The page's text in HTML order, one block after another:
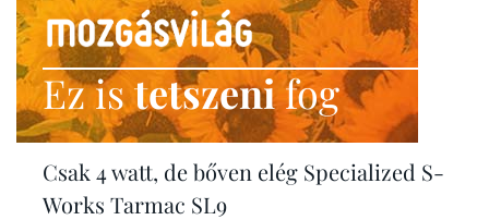
Ez istetszenifog
Csak 4 watt, de bőven elég Specialized S-
Works Tarmac SL9